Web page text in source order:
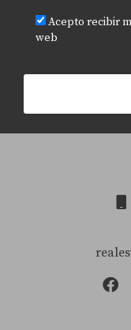
Acepto recibir
web